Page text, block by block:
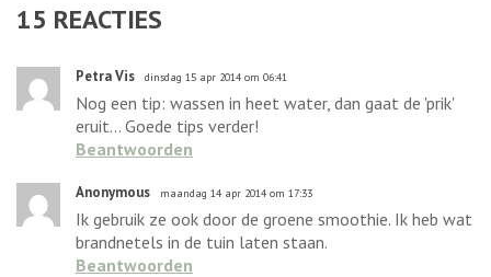
15 REACTIES
Petra Vis dinsdag 15 apr 2014 om 06:41
Nog een tip: wassen in heet water, dan gaat de 'prik'
eruit... Goede tips verder!
Beantwoorden
Anonymous maandag 14 apr 2014 om 17:33
Ik gebruik ze ook door de groene smoothie. Ik heb wat
brandnetels in de tuin laten staan.
Beantwoorden